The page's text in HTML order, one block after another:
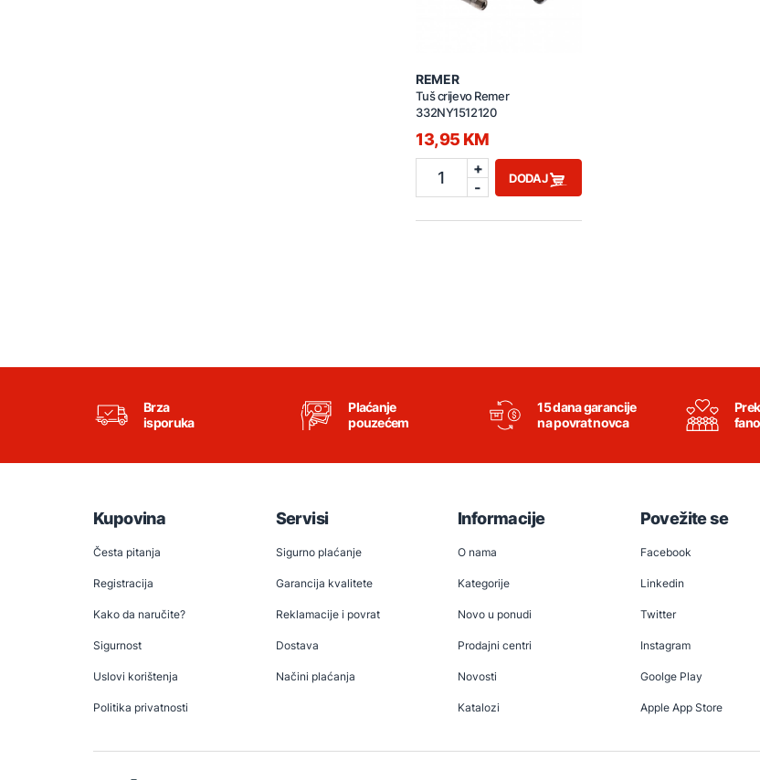
REMER
Tuš crijevo Remer
332NY1512120
13,95 KM
1
+
-
DODAJ
Brza
isporuka
Plaćanje
pouzećem
15 dana garancije
na povrat novca
Kupovina
Česta pitanja
Registracija
Kako da naručite?
Sigurnost
Uslovi korištenja
Politika privatnosti
Servisi
Sigurno plaćanje
Garancija kvalitete
Reklamacije i povrat
Dostava
Načini plaćanja
Informacije
O nama
Kategorije
Novo u ponudi
Prodajni centri
Novosti
Katalozi
Povežite se
Facebook
Linkedin
Twitter
Instagram
Goolge Play
Apple App Store